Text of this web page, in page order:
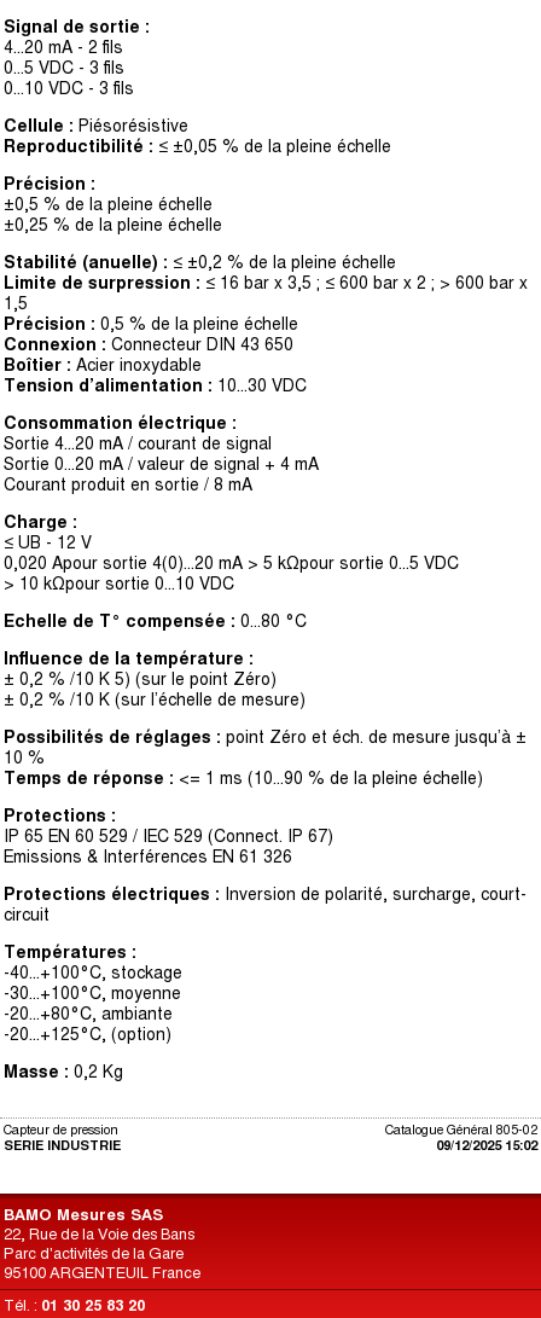
Signal de sortie :
4...20 mA - 2 fils
0...5 VDC - 3 fils
0...10 VDC - 3 fils
Cellule : Piésorésistive
Reproductibilité : ≤ ±0,05 % de la pleine échelle
Précision :
±0,5 % de la pleine échelle
±0,25 % de la pleine échelle
Stabilité (anuelle) : ≤ ±0,2 % de la pleine échelle
Limite de surpression : ≤ 16 bar x 3,5 ; ≤ 600 bar x 2 ; > 600 bar x
1,5
Précision : 0,5 % de la pleine échelle
Connexion : Connecteur DIN 43 650
Boîtier : Acier inoxydable
Tension d’alimentation : 10...30 VDC
Consommation électrique :
Sortie 4...20 mA / courant de signal
Sortie 0...20 mA / valeur de signal + 4 mA
Courant produit en sortie / 8 mA
Charge :
≤ UB - 12 V
0,020 Apour sortie 4(0)...20 mA > 5 kΩpour sortie 0...5 VDC
> 10 kΩpour sortie 0...10 VDC
Echelle de T° compensée : 0...80 °C
Influence de la température :
± 0,2 % /10 K 5) (sur le point Zéro)
± 0,2 % /10 K (sur l’échelle de mesure)
Possibilités de réglages : point Zéro et éch. de mesure jusqu’à ±
10 %
Temps de réponse : <= 1 ms (10...90 % de la pleine échelle)
Protections :
IP 65 EN 60 529 / IEC 529 (Connect. IP 67)
Emissions & Interférences EN 61 326
Protections électriques : Inversion de polarité, surcharge, court-
circuit
Températures :
-40...+100°C, stockage
-30...+100°C, moyenne
-20...+80°C, ambiante
-20...+125°C, (option)
Masse : 0,2 Kg
Catalogue Général 805-02
09/12/2025 15:02
Capteur de pression
SERIE INDUSTRIE
BAMO Mesures SAS
22, Rue de la Voie des Bans
Parc d'activités de la Gare
95100 ARGENTEUIL France
Tél. : 01 30 25 83 20